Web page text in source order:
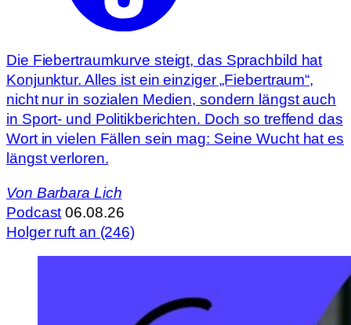
Die Fiebertraumkurve steigt, das Sprachbild hat
Konjunktur. Alles ist ein einziger „Fiebertraum“,
nicht nur in sozialen Medien, sondern längst auch
in Sport- und Politikberichten. Doch so treffend das
Wort in vielen Fällen sein mag: Seine Wucht hat es
längst verloren.
Von Barbara Lich
Podcast 06.08.26
Holger ruft an (246)